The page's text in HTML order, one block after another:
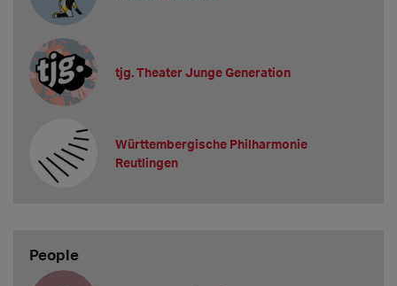
tjg. Theater Junge Generation
Württembergische Philharmonie
Reutlingen
People